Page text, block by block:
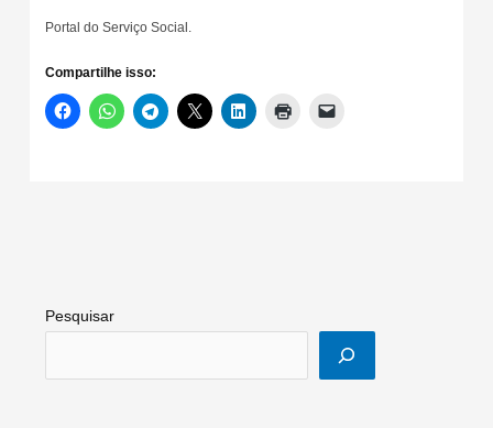
Portal do Serviço Social.
Compartilhe isso:
Pesquisar